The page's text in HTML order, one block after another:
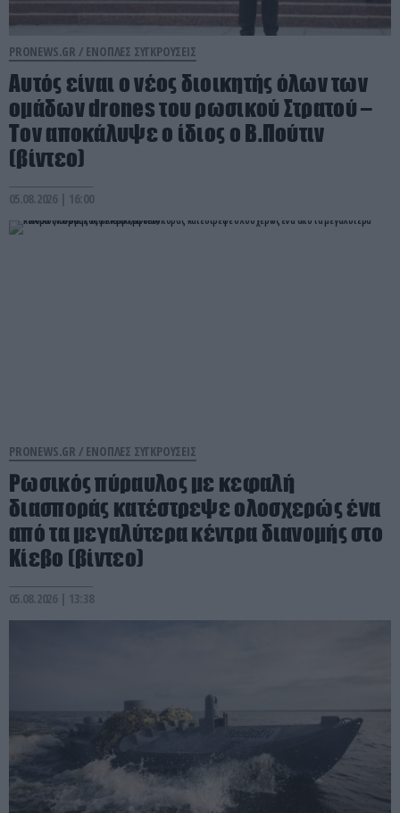
PRONEWS.GR / ΕΝΟΠΛΕΣ ΣΥΓΚΡΟΥΣΕΙΣ
Αυτός είναι ο νέος διοικητής όλων των
ομάδων drones του ρωσικού Στρατού –
Τον αποκάλυψε ο ίδιος ο Β.Πούτιν
(βίντεο)
05.08.2026 | 16:00
PRONEWS.GR / ΕΝΟΠΛΕΣ ΣΥΓΚΡΟΥΣΕΙΣ
Ρωσικός πύραυλος με κεφαλή
διασποράς κατέστρεψε ολοσχερώς ένα
από τα μεγαλύτερα κέντρα διανομής στο
Κίεβο (βίντεο)
05.08.2026 | 13:38